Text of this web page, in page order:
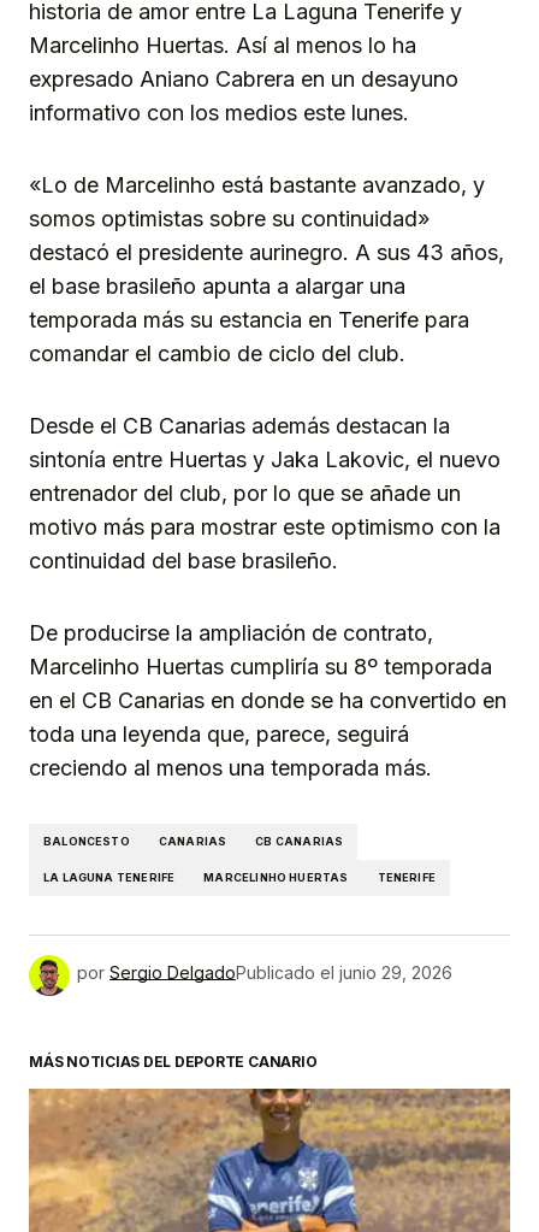
historia de amor entre La Laguna Tenerife y
Marcelinho Huertas. Así al menos lo ha
expresado Aniano Cabrera en un desayuno
informativo con los medios este lunes.
«Lo de Marcelinho está bastante avanzado, y
somos optimistas sobre su continuidad»
destacó el presidente aurinegro. A sus 43 años,
el base brasileño apunta a alargar una
temporada más su estancia en Tenerife para
comandar el cambio de ciclo del club.
Desde el CB Canarias además destacan la
sintonía entre Huertas y Jaka Lakovic, el nuevo
entrenador del club, por lo que se añade un
motivo más para mostrar este optimismo con la
continuidad del base brasileño.
De producirse la ampliación de contrato,
Marcelinho Huertas cumpliría su 8º temporada
en el CB Canarias en donde se ha convertido en
toda una leyenda que, parece, seguirá
creciendo al menos una temporada más.
BALONCESTO CANARIAS CB CANARIAS
LA LAGUNA TENERIFE MARCELINHO HUERTAS TENERIFE
por Sergio DelgadoPublicado el junio 29, 2026
MÁS NOTICIAS DEL DEPORTE CANARIO